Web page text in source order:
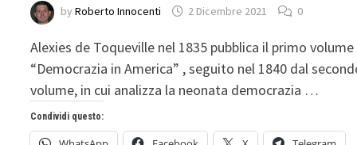
byRoberto Innocenti 2 Dicembre 2021 0
Alexies de Toqueville nel 1835 pubblica il primo volume
“Democrazia in America” , seguito nel 1840 dal
volume, in cui analizza la neonata democrazia …
Condividi questo: